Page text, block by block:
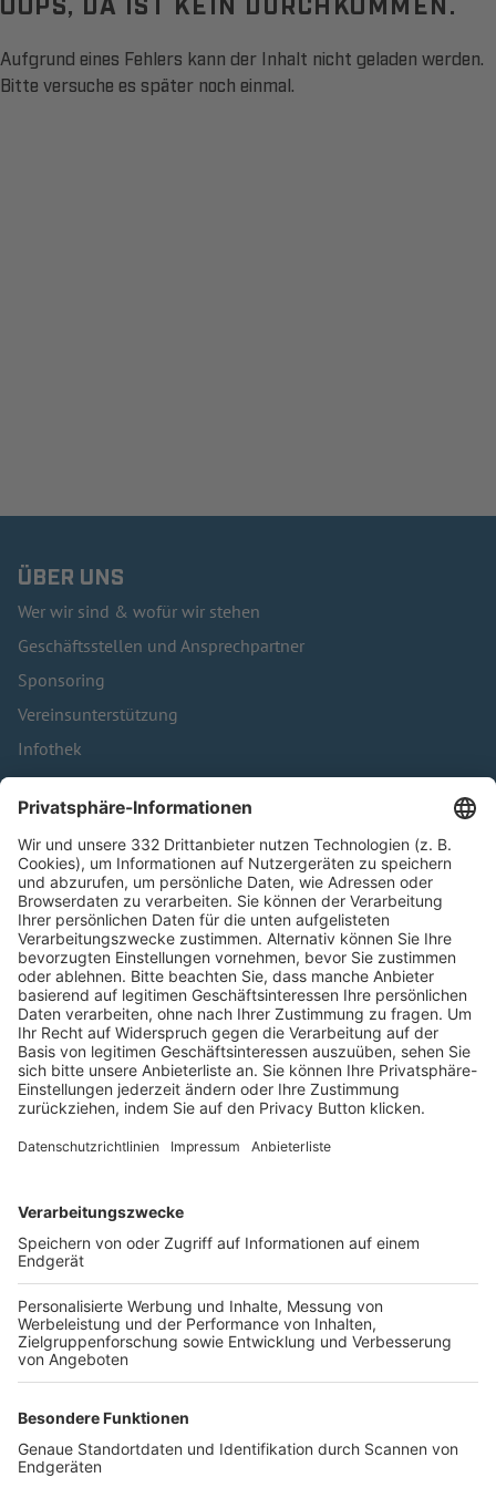
Aufgrund eines Fehlers kann der Inhalt nicht geladen werden.
Bitte versuche es später noch einmal.
ÜBER UNS
Wer wir sind & wofür wir stehen
Geschäftsstellen und Ansprechpartner
Sponsoring
Vereinsunterstützung
Infothek
Kontakt
HÄUFIG BESUCHTE SEITEN
Pässe und Vereinswechsel
Trainerausbildung
Schulungsangebot Vereinsmitarbeiter
BFV-Geschäftsstellen
Trainerbörse
Login SpielPlus
FOLGE DEM BFV
TOP-VEREINE
TOP-PARTNER